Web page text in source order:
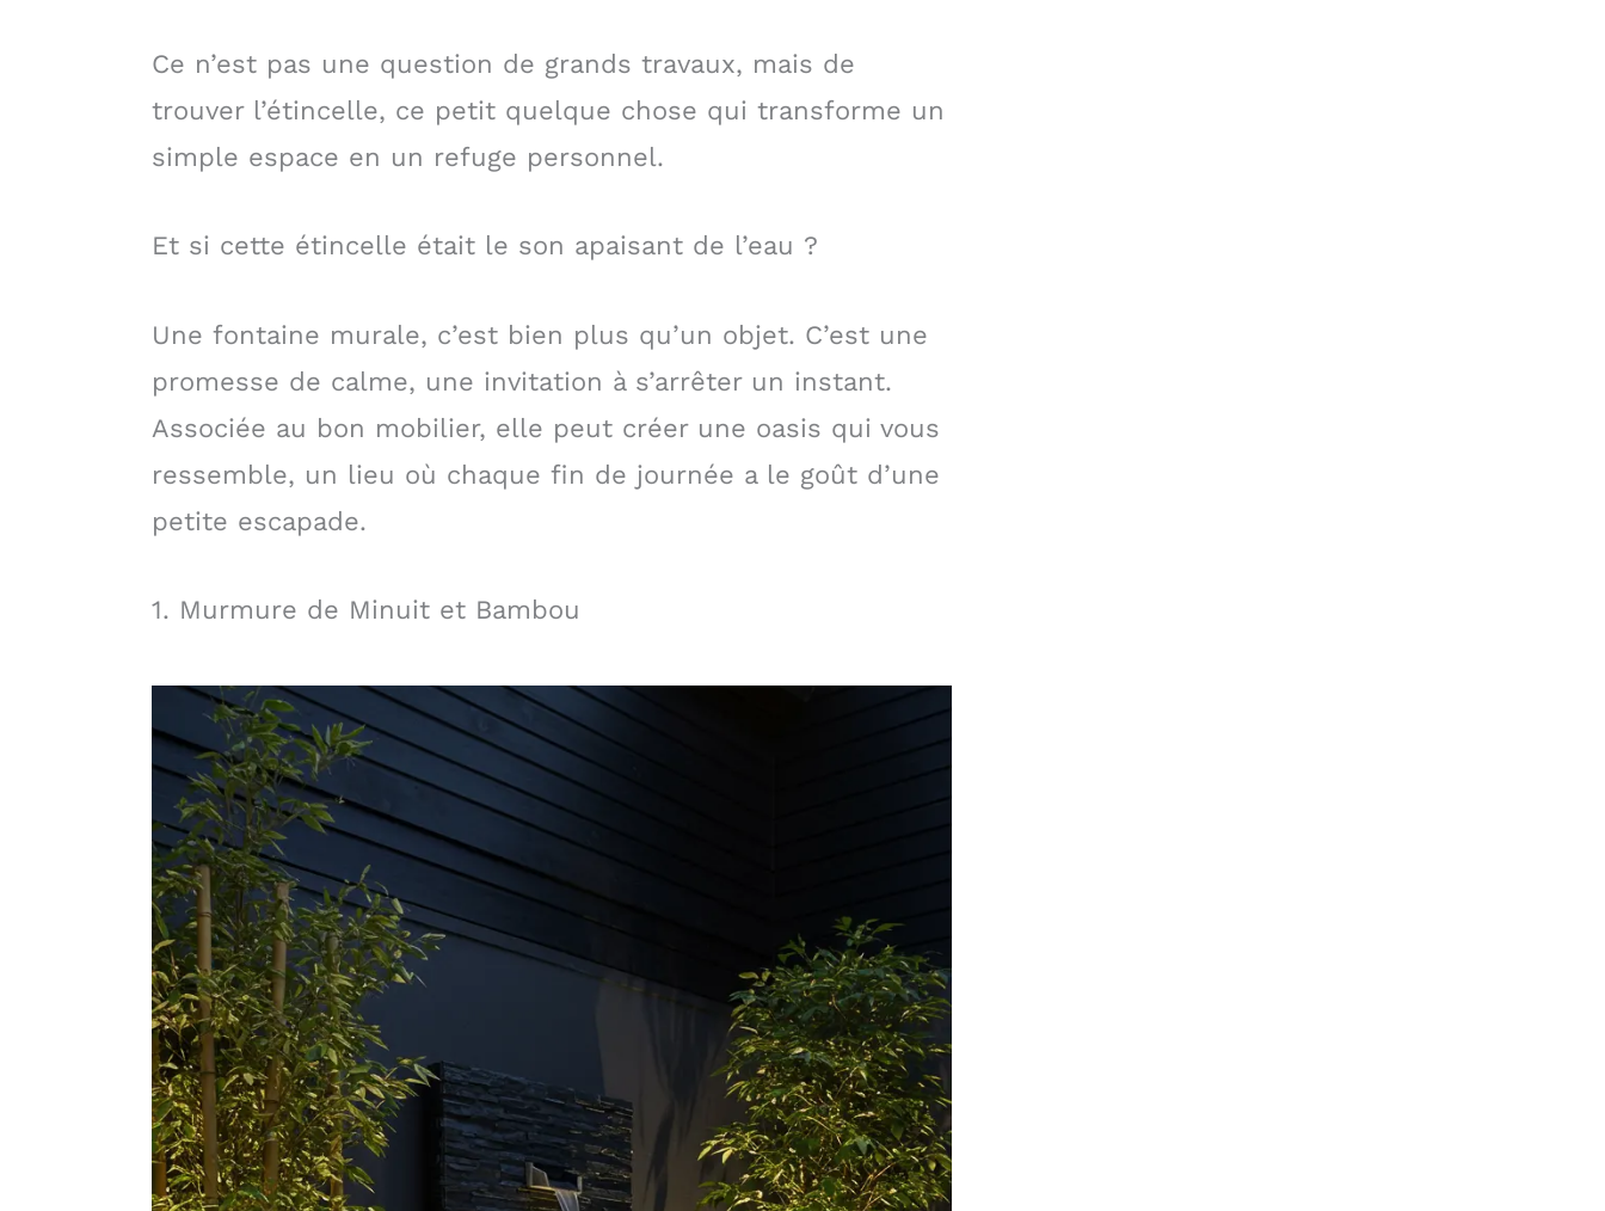
Ce n’est pas une question de grands travaux, mais de
trouver l’étincelle, ce petit quelque chose qui transforme un
simple espace en un refuge personnel.
Et si cette étincelle était le son apaisant de l’eau ?
Une fontaine murale, c’est bien plus qu’un objet. C’est une
promesse de calme, une invitation à s’arrêter un instant.
Associée au bon mobilier, elle peut créer une oasis qui vous
ressemble, un lieu où chaque fin de journée a le goût d’une
petite escapade.
1. Murmure de Minuit et Bambou